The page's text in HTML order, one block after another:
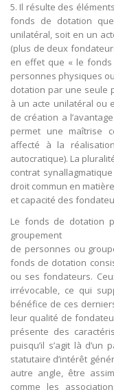
5. Il résulte des
fonds de dotation
unilatéral, soit en un
(plus de deux
en effet que « le
personnes physiques
dotation par une seule
à un acte unilatéral ou
de création a
permet une maîtrise
affecté à la
autocratique). La
contrat
droit commun en
et capacité des
Le fonds de dotation
groupement
de personnes ou
fonds de dotation
ou ses fondateurs.
irrévocable, ce qui
bénéfice de ces
leur qualité de
présente des
puisqu’il s’agit là
statutaire d’intérêt
autre angle, être
comme les